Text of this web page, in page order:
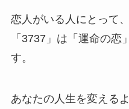
恋人がいる人にとって
「3737」は「運命の
す。
あなたの人生を変える